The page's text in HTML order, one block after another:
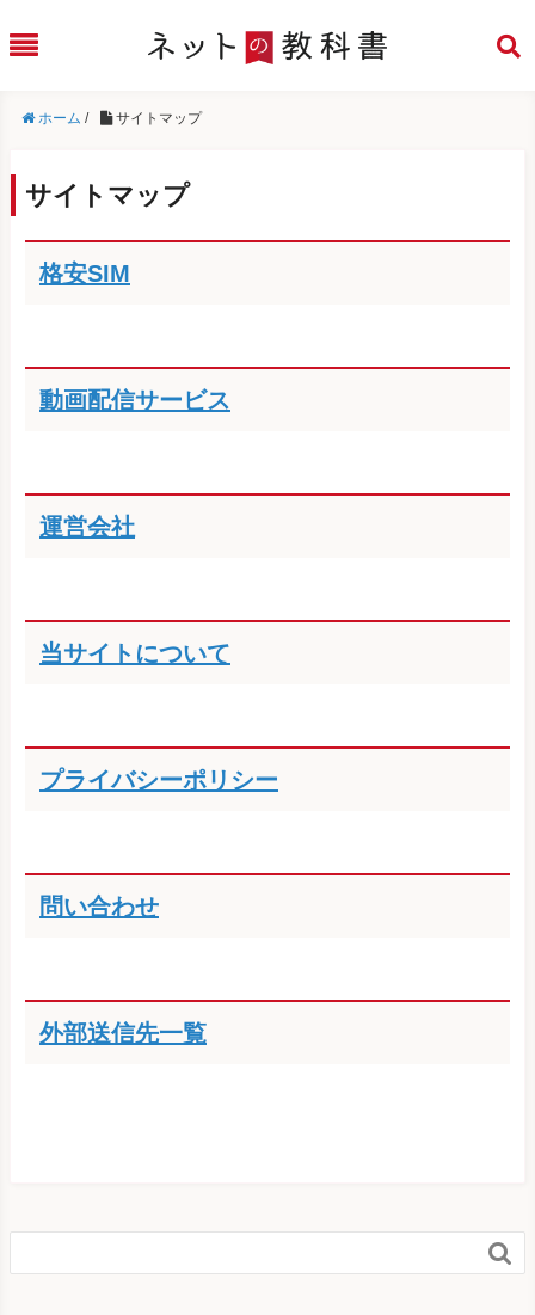
ホーム / サイトマップ
サイトマップ
格安SIM
動画配信サービス
運営会社
当サイトについて
プライバシーポリシー
問い合わせ
外部送信先一覧
